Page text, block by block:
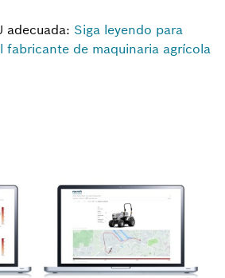
adecuada: Siga leyendo para
fabricante de maquinaria agrícola